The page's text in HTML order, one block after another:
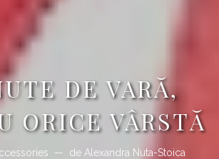
DE VARĂ,
ORICE VÂRSTĂ
de Alexandra Nuta-Stoica